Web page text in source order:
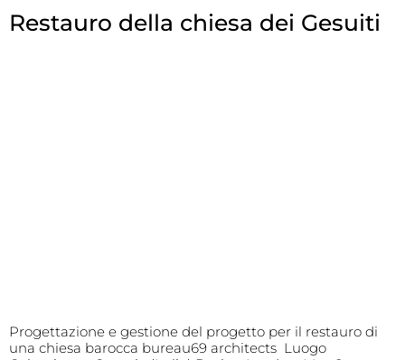
Restauro della chiesa dei Gesuiti
Progettazione e gestione del progetto per il restauro di
una chiesa barocca bureau69 architects Luogo